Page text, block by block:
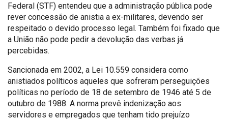
Federal (STF) entendeu que a administração pública pode
rever concessão de anistia a ex-militares, devendo ser
respeitado o devido processo legal. Também foi fixado que
a União não pode pedir a devolução das verbas já
percebidas.
Sancionada em 2002, a Lei 10.559 considera como
anistiados políticos aqueles que sofreram perseguições
políticas no período de 18 de setembro de 1946 até 5 de
outubro de 1988. A norma prevê indenização aos
servidores e empregados que tenham tido prejuízo